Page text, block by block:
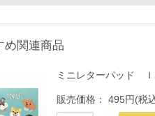
め関連商品
ミニレターパッド Ｉ
販売価格：495円(税